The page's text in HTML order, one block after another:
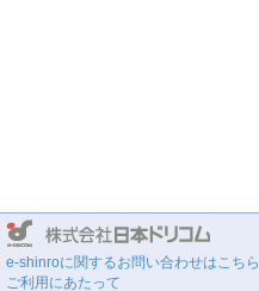
e-shinroに関するお問い合わせはこちら
ご利用にあたって